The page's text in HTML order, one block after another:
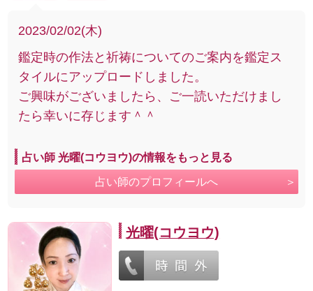
2023/02/02(木)
鑑定時の作法と祈祷についてのご案内を鑑定ス
タイルにアップロードしました。
ご興味がございましたら、ご一読いただけまし
たら幸いに存じます＾＾
占い師 光曜(コウヨウ)の情報をもっと見る
占い師のプロフィールへ
光曜(コウヨウ)